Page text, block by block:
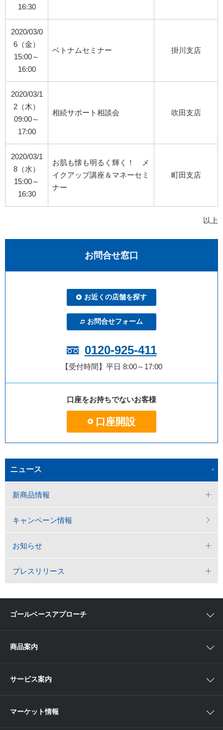
16:30
2020/03/0
6（金）
15:00～
16:00
ベトナムセミナー 掛川支店
2020/03/1
2（木）
09:00～
17:00
相続サポート相談会 吹田支店
2020/03/1
8（水）
15:00～
16:30
お肌も懐も明るく輝く！ メ
イクアップ講座＆マネーセミ
ナー
町田支店
以上
お問合せ窓口
お近くの店舗を探す
お問合せフォーム
0120-925-411
【受付時間】平日 8:00～17:00
口座をお持ちでないお客様
口座開設
ニュース
新商品情報
キャンペーン情報
お知らせ
プレスリリース
ゴールベースアプローチ
αポート
商品案内
欧米株
サービス案内
マーケット情報